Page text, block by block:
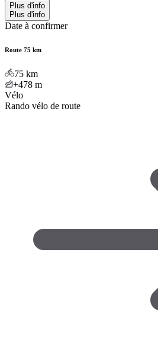
Plus d'info
Plus d'info
Date à confirmer
Route 75 km
75 km
+478 m
Vélo
Rando vélo de route